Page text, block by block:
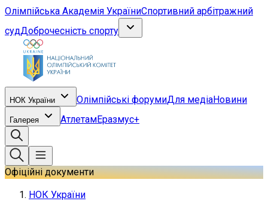
Олімпійська Академія УкраїниСпортивний арбітражний
судДоброчесність спорту
НОК України Олімпійські форумиДля медіаНовини
Галерея АтлетамЕразмус+
Офіційні документи
НОК України